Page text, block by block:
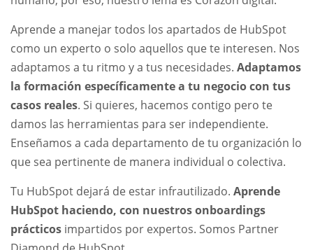
Aprende a manejar todos los apartados de HubSpot
como un experto o solo aquellos que te interesen. Nos
adaptamos a tu ritmo y a tus necesidades. Adaptamos
la formación específicamente a tu negocio con tus
casos reales. Si quieres, hacemos contigo pero te
damos las herramientas para ser independiente.
Enseñamos a cada departamento de tu organización lo
que sea pertinente de manera individual o colectiva.
Tu HubSpot dejará de estar infrautilizado. Aprende
HubSpot haciendo, con nuestros onboardings
prácticos impartidos por expertos. Somos Partner